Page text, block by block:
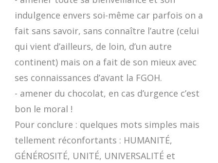
indulgence envers soi-même car parfois on a
fait sans savoir, sans connaître l’autre (celui
qui vient d’ailleurs, de loin, d’un autre
continent) mais on a fait de son mieux avec
ses connaissances d’avant la FGOH.
- amener du chocolat, en cas d’urgence c’est
bon le moral !
Pour conclure : quelques mots simples mais
tellement réconfortants : HUMANITÉ,
GÉNÉROSITÉ, UNITÉ, UNIVERSALITÉ et